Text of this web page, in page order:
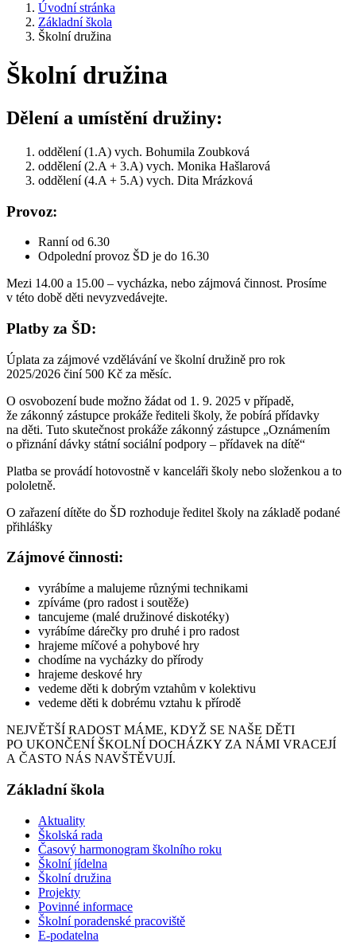
Úvodní stránka
Základní škola
Školní družina
Školní družina
Dělení a umístění družiny:
oddělení (1.A) vych. Bohumila Zoubková
oddělení (2.A + 3.A) vych. Monika Hašlarová
oddělení (4.A + 5.A) vych. Dita Mrázková
Provoz:
Ranní od 6.30
Odpolední provoz ŠD je do 16.30
Mezi 14.00 a 15.00 – vycházka, nebo zájmová činnost. Prosíme
v této době děti nevyzvedávejte.
Platby za ŠD:
Úplata za zájmové vzdělávání ve školní družině pro rok
2025/2026 činí 500 Kč za měsíc.
O osvobození bude možno žádat od 1. 9. 2025 v případě,
že zákonný zástupce prokáže řediteli školy, že pobírá přídavky
na děti. Tuto skutečnost prokáže zákonný zástupce „Oznámením
o přiznání dávky státní sociální podpory – přídavek na dítě“
Platba se provádí hotovostně v kanceláři školy nebo složenkou a to
pololetně.
O zařazení dítěte do ŠD rozhoduje ředitel školy na základě podané
přihlášky
Zájmové činnosti:
vyrábíme a malujeme různými technikami
zpíváme (pro radost i soutěže)
tancujeme (malé družinové diskotéky)
vyrábíme dárečky pro druhé i pro radost
hrajeme míčové a pohybové hry
chodíme na vycházky do přírody
hrajeme deskové hry
vedeme děti k dobrým vztahům v kolektivu
vedeme děti k dobrému vztahu k přírodě
NEJVĚTŠÍ RADOST MÁME, KDYŽ SE NAŠE DĚTI
PO UKONČENÍ ŠKOLNÍ DOCHÁZKY ZA NÁMI VRACEJÍ
A ČASTO NÁS NAVŠTĚVUJÍ.
Základní škola
Aktuality
Školská rada
Časový harmonogram školního roku
Školní jídelna
Školní družina
Projekty
Povinné informace
Školní poradenské pracoviště
E-podatelna